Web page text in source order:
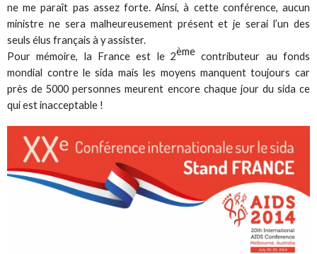
ne me paraît pas assez forte. Ainsi, à cette conférence, aucun
ministre ne sera malheureusement présent et je serai l’un des
seuls élus français à y assister.
Pour mémoire, la France est le 2èmecontributeur au fonds
mondial contre le sida mais les moyens manquent toujours car
près de 5000 personnes meurent encore chaque jour du sida ce
qui est inacceptable !